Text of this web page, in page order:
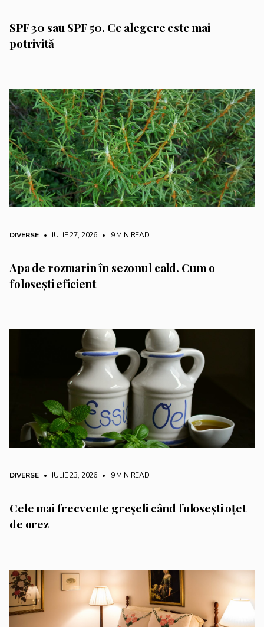
SPF 30 sau SPF 50. Ce alegere este mai
potrivită
DIVERSE • IULIE 27, 2026 • 9 MIN READ
Apa de rozmarin în sezonul cald. Cum o
folosești eficient
DIVERSE • IULIE 23, 2026 • 9 MIN READ
Cele mai frecvente greșeli când folosești oțet
de orez